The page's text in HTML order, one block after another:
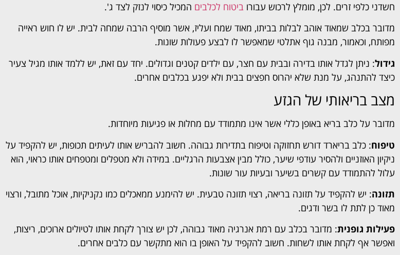
חשדני כלפי זרים. לכן, מומלץ לרכוש עבורו ביטוח לכלבים המכיל כיסוי לנזק לצד ג'.
מדובר בכלב שמאוד אוהב לבלות בביתו, מאוד שמח ועליז, אשר מוסיף הרבה שמחה לבית. יש לו חוש ראייה
מפותח, וכאמור, מבנה גוף אתלטי שמאפשר לו לבצע פעולות שונות.
גידול: ניתן לגדל אותו בדירה ובבית עם חצר, עם ילדים קטנים וגדולים. יחד עם זאת, יש ללמד אותו מגיל צעיר
כיצד להתנהג, על מנת שלא יהרוס חפצים בבית ולא יפגע בכלבים אחרים.
מצב בריאותי של הגזע
מדובר על כלב בריא באופן כללי אשר אינו מתמודד עם מחלות או פגיעות מיוחדות.
טיפוח: כלב בריארד דורש תחזוקה וטיפוח בתדירות גבוהה. חשוב להבריש אותו לעיתים תכופות, יש להקפיד על
ניקיון האוזניים ולהסיר עודפי שיער, כולל מבין אצבעות הרגליים. במידה ולא מטפלים ומטפחים אותו כראוי, הוא
עלול להתמודד עם קשרים בשיער ובעיות עור שונות.
תזונה: יש להקפיד על תזונה בריאה, רצוי תזונה טבעית. יש להימנע ממאכלים כמו נקניקיות, אוכל מתובל, ורצוי
מאוד כן לתת לו בשר ודגים.
פעילות גופנית: מדובר בכלב עם רמת אנרגיה מאוד גבוהה, לכן יש צורך לקחת אותו לטיולים ארוכים, ריצות,
ואפשר אף לקחת אותו לשחות. חשוב להקפיד על האופן בו הוא מתקשר עם כלבים אחרים.